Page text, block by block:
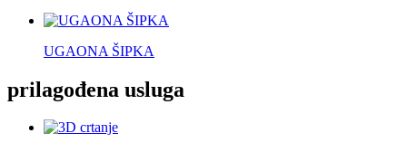
UGAONA ŠIPKA
prilagođena usluga